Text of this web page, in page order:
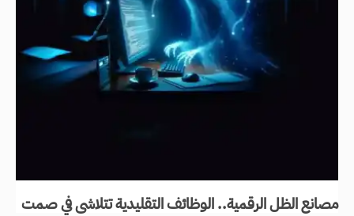
مصانع الظل الرقمية.. الوظائف التقليدية تتلاشى في صمت